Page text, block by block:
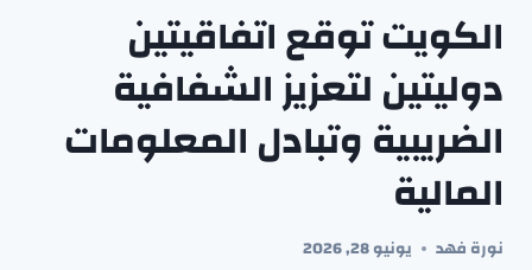
الكويت توقع اتفاقيتين
دوليتين لتعزيز الشفافية
الضريبية وتبادل المعلومات
المالية
نورة فهد يونيو 28, 2026